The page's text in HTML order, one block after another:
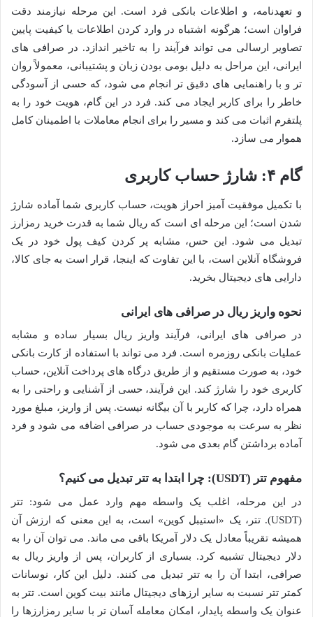
و تعهدنامه، و اطلاعات بانکی فرد است. این مرحله نیازمند دقت
فراوان است؛ هرگونه اشتباه در وارد کردن اطلاعات یا کیفیت پایین
تصاویر ارسالی می تواند فرآیند را به تاخیر اندازد. در صرافی های
ایرانی، این مراحل به دلیل بومی بودن زبان و پشتیبانی، معمولاً روان
تر و با راهنمایی های دقیق تر انجام می شود، که حسی از آسودگی
خاطر را برای کاربر ایجاد می کند. فرد در این گام، هویت خود را به
پلتفرم اثبات می کند و مسیر را برای انجام معاملات با اطمینان کامل
هموار می سازد.
گام ۴: شارژ حساب کاربری
با تکمیل موفقیت آمیز احراز هویت، حساب کاربری شما آماده شارژ
شدن است؛ این مرحله ای است که ریال شما به قدرت خرید رمزارز
تبدیل می شود. این حس، مشابه پر کردن کیف پول خود در یک
فروشگاه آنلاین است، با این تفاوت که اینجا، قرار است به جای کالا،
دارایی های دیجیتال بخرید.
نحوه واریز ریال در صرافی های ایرانی
در صرافی های ایرانی، فرآیند واریز ریال بسیار ساده و مشابه
عملیات بانکی روزمره است. فرد می تواند با استفاده از کارت بانکی
خود، به صورت مستقیم و از طریق درگاه های پرداخت آنلاین، حساب
کاربری خود را شارژ کند. این فرآیند، حسی از آشنایی و راحتی را به
همراه دارد، چرا که کاربر با آن بیگانه نیست. پس از واریز، مبلغ مورد
نظر به سرعت به موجودی حساب در صرافی اضافه می شود و فرد
آماده برداشتن گام بعدی می شود.
مفهوم تتر (USDT): چرا ابتدا به تتر تبدیل می کنیم؟
در این مرحله، اغلب یک واسطه مهم وارد عمل می شود: تتر
(USDT). تتر، یک «استیبل کوین» است، به این معنی که ارزش آن
همیشه تقریباً معادل یک دلار آمریکا باقی می ماند. می توان آن را به
دلار دیجیتال تشبیه کرد. بسیاری از کاربران، پس از واریز ریال به
صرافی، ابتدا آن را به تتر تبدیل می کنند. دلیل این کار، نوسانات
کمتر تتر نسبت به سایر ارزهای دیجیتال مانند بیت کوین است. تتر به
عنوان یک واسطه پایدار، امکان معامله آسان تر با سایر رمزارزها را